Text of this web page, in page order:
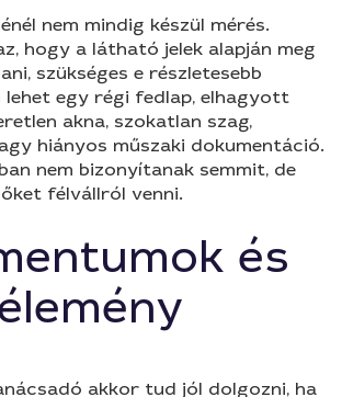
nem mindig készül mérés.
hogy a látható jelek alapján meg
szükséges e részletesebb
lehet egy régi fedlap, elhagyott
akna, szokatlan szag,
hiányos műszaki dokumentáció.
nem bizonyítanak semmit, de
félvállról venni.
és
akkor tud jól dolgozni, ha